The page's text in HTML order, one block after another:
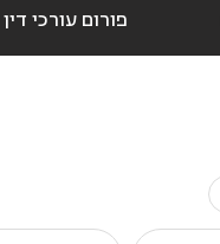
פורום עורכי דין